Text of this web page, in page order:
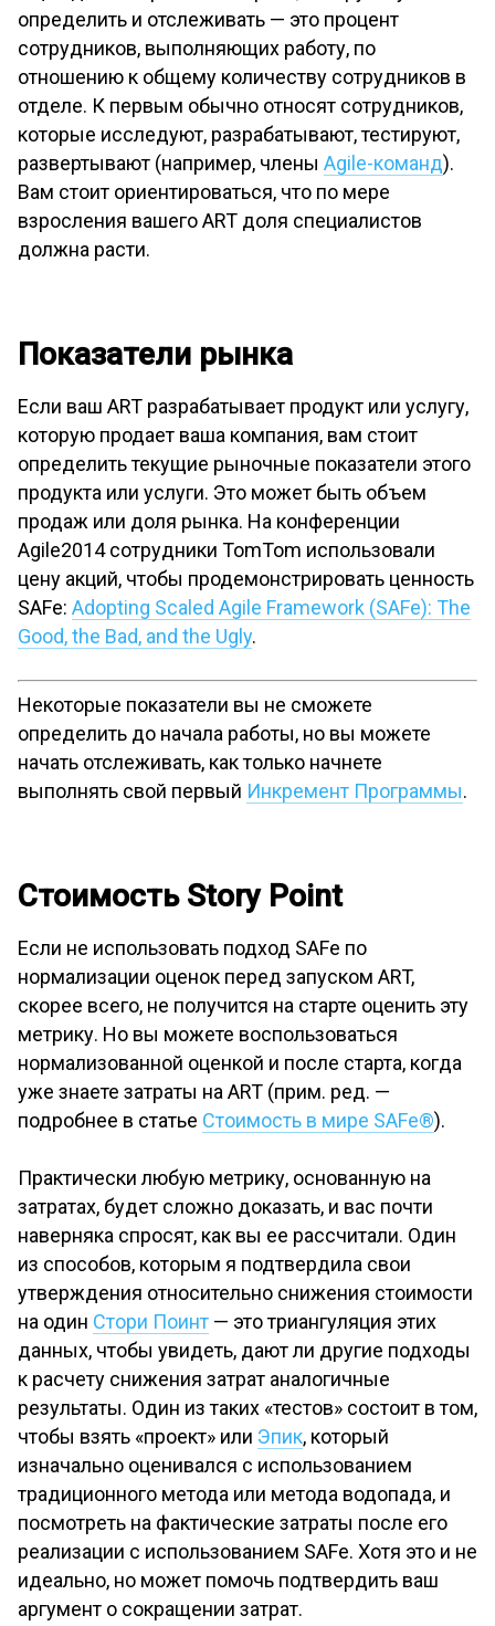
определить и отслеживать — это процент
сотрудников, выполняющих работу, по
отношению к общему количеству сотрудников в
отделе. К первым обычно относят сотрудников,
которые исследуют, разрабатывают, тестируют,
развертывают (например, члены Agile-команд).
Вам стоит ориентироваться, что по мере
взросления вашего ART доля специалистов
должна расти.
Показатели рынка
Если ваш ART разрабатывает продукт или услугу,
которую продает ваша компания, вам стоит
определить текущие рыночные показатели этого
продукта или услуги. Это может быть объем
продаж или доля рынка. На конференции
Agile2014 cотрудники TomTom использовали
цену акций, чтобы продемонстрировать ценность
SAFe: Adopting Scaled Agile Framework (SAFe): The
Good, the Bad, and the Ugly.
Некоторые показатели вы не сможете
определить до начала работы, но вы можете
начать отслеживать, как только начнете
выполнять свой первый Инкремент Программы.
Стоимость Story Point
Если не использовать подход SAFe по
нормализации оценок перед запуском ART,
скорее всего, не получится на старте оценить эту
метрику. Но вы можете воспользоваться
нормализованной оценкой и после старта, когда
уже знаете затраты на ART (прим. ред. —
подробнее в статье Стоимость в мире SAFe®).
Практически любую метрику, основанную на
затратах, будет сложно доказать, и вас почти
наверняка спросят, как вы ее рассчитали. Один
из способов, которым я подтвердила свои
утверждения относительно снижения стоимости
на один Стори Поинт — это триангуляция этих
данных, чтобы увидеть, дают ли другие подходы
к расчету снижения затрат аналогичные
результаты. Один из таких «тестов» состоит в том,
чтобы взять «проект» или Эпик, который
изначально оценивался с использованием
традиционного метода или метода водопада, и
посмотреть на фактические затраты после его
реализации с использованием SAFe. Хотя это и не
идеально, но может помочь подтвердить ваш
аргумент о сокращении затрат.